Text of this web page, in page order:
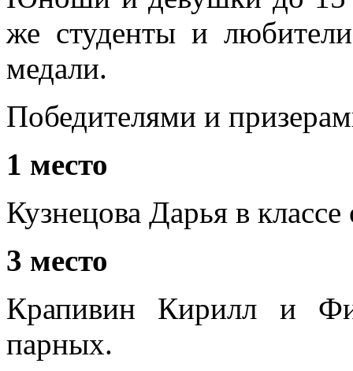
же студенты и
медали.
Победителями и
1 место
Кузнецова Дарья в
3 место
Крапивин Кирилл и
парных.